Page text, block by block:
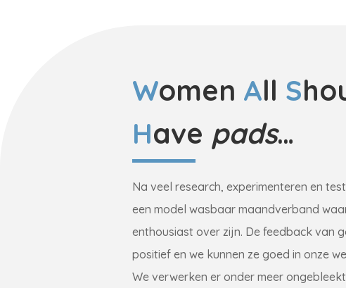
Women All S
Have pads…
Na veel research, experimenteren en
een model wasbaar maandverband
enthousiast over zijn. De feedback van
positief en we kunnen ze goed in onze
We verwerken er onder meer